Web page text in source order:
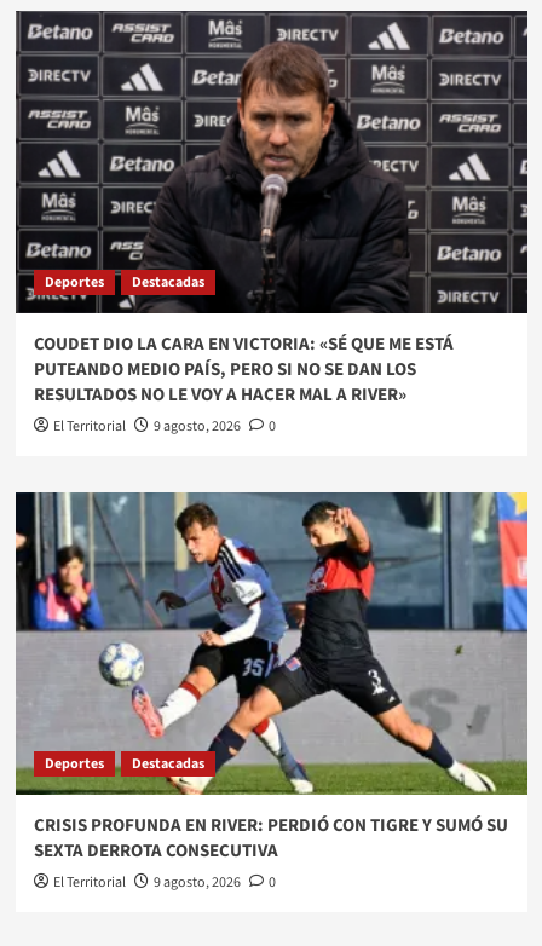
Deportes Destacadas
COUDET DIO LA CARA EN VICTORIA: «SÉ QUE ME ESTÁ
PUTEANDO MEDIO PAÍS, PERO SI NO SE DAN LOS
RESULTADOS NO LE VOY A HACER MAL A RIVER»
El Territorial 9 agosto, 2026 0
Deportes Destacadas
CRISIS PROFUNDA EN RIVER: PERDIÓ CON TIGRE Y SUMÓ SU
SEXTA DERROTA CONSECUTIVA
El Territorial 9 agosto, 2026 0